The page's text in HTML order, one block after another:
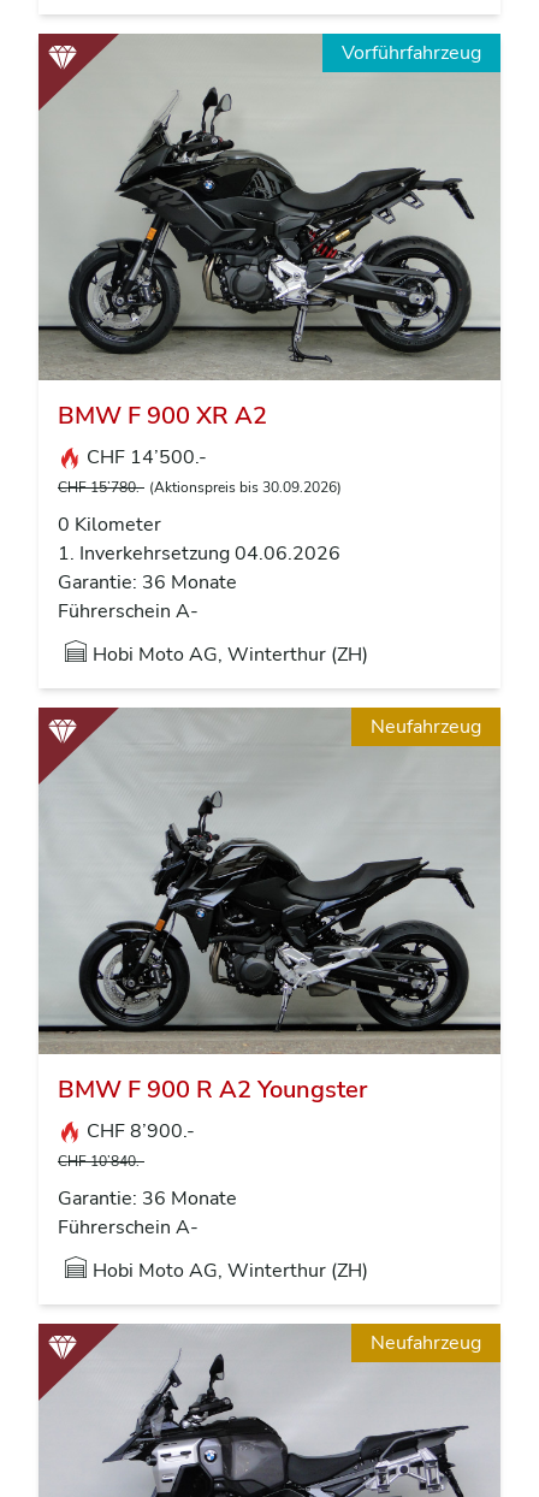
Vorführfahrzeug
BMW F 900 XR A2
CHF 14’500.-
CHF 15’780.- (Aktionspreis bis 30.09.2026)
0 Kilometer
1. Inverkehrsetzung 04.06.2026
Garantie: 36 Monate
Führerschein A-
Hobi Moto AG, Winterthur (ZH)
Neufahrzeug
BMW F 900 R A2 Youngster
CHF 8’900.-
CHF 10’840.-
Garantie: 36 Monate
Führerschein A-
Hobi Moto AG, Winterthur (ZH)
Neufahrzeug